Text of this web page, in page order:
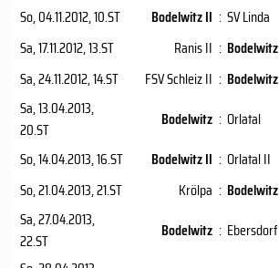
So, 04.11.2012, 10.ST Bodelwitz II : SV Linda
Sa, 17.11.2012, 13.ST Ranis II : Bodelwitz
Sa, 24.11.2012, 14.ST FSV Schleiz II : Bodelwitz
Sa, 13.04.2013,
20.ST
Bodelwitz : Orlatal
So, 14.04.2013, 16.ST Bodelwitz II : Orlatal II
So, 21.04.2013, 21.ST Krölpa : Bodelwitz
Sa, 27.04.2013,
22.ST
Bodelwitz : Ebersdorf